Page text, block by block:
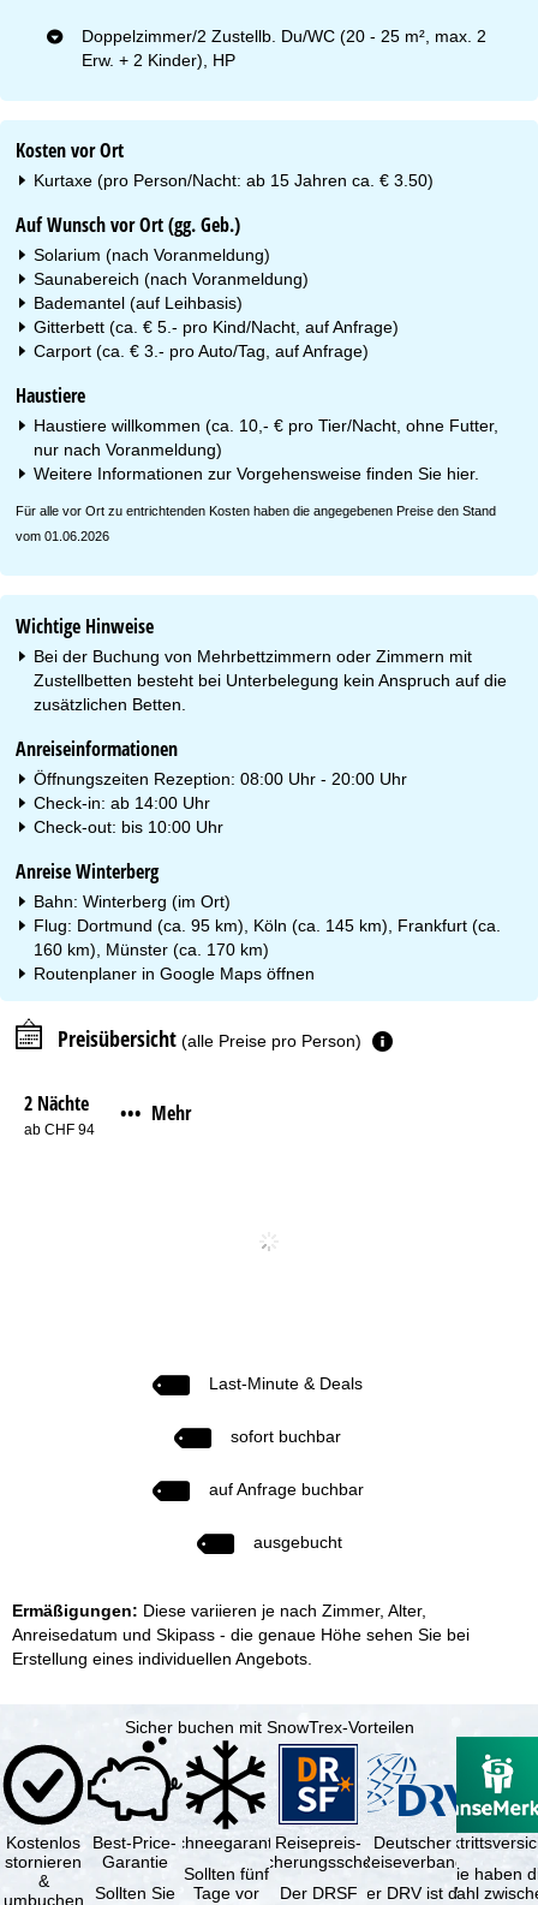
Doppelzimmer/2 Zustellb. Du/WC (20 - 25 m², max. 2
Erw. + 2 Kinder), HP
Kosten vor Ort
Kurtaxe (pro Person/Nacht: ab 15 Jahren ca. € 3.50)
Auf Wunsch vor Ort (gg. Geb.)
Solarium (nach Voranmeldung)
Saunabereich (nach Voranmeldung)
Bademantel (auf Leihbasis)
Gitterbett (ca. € 5.- pro Kind/Nacht, auf Anfrage)
Carport (ca. € 3.- pro Auto/Tag, auf Anfrage)
Haustiere
Haustiere willkommen (ca. 10,- € pro Tier/Nacht, ohne Futter,
nur nach Voranmeldung)
Weitere Informationen zur Vorgehensweise finden Sie hier.
Für alle vor Ort zu entrichtenden Kosten haben die angegebenen Preise den Stand
vom 01.06.2026
Wichtige Hinweise
Bei der Buchung von Mehrbettzimmern oder Zimmern mit
Zustellbetten besteht bei Unterbelegung kein Anspruch auf die
zusätzlichen Betten.
Anreiseinformationen
Öffnungszeiten Rezeption: 08:00 Uhr - 20:00 Uhr
Check-in: ab 14:00 Uhr
Check-out: bis 10:00 Uhr
Anreise Winterberg
Bahn: Winterberg (im Ort)
Flug: Dortmund (ca. 95 km), Köln (ca. 145 km), Frankfurt (ca.
160 km), Münster (ca. 170 km)
Routenplaner inGoogle Maps öffnen
Preisübersicht (alle Preise pro Person)
2 Nächte
ab CHF 94
••• Mehr
Last-Minute & Deals
sofort buchbar
auf Anfrage buchbar
ausgebucht
Ermäßigungen: Diese variieren je nach Zimmer, Alter,
Anreisedatum und Skipass - die genaue Höhe sehen Sie bei
Erstellung eines individuellen Angebots.
Sicher buchen mit SnowTrex-Vorteilen
Kostenlos
stornieren
&
umbuchen
Best-Price-
Garantie
Sollten Sie
Schneegarantie
Sollten fünf
Tage vor
Reisepreis-
Sicherungsschein
Der DRSF
Deutscher
Reiseverband
Der DRV ist die
Sie haben
Wahl